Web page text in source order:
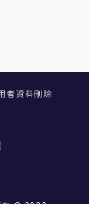
者資料刪除